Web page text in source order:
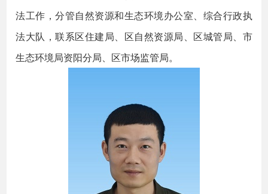
法工作，分管自然资源和生态环境办公室、综合行政执
法大队，联系区住建局、区自然资源局、区城管局、市
生态环境局资阳分局、区市场监管局。